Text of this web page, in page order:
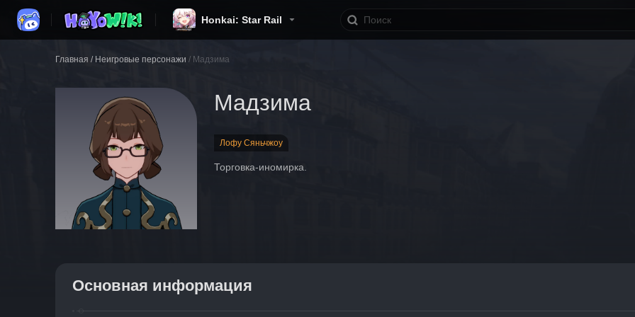
Honkai: Star Rail
Главная / Неигровые персонажи / Мадзима
Мадзима
Лофу Сяньчжоу
Торговка-иномирка.
Основная информация